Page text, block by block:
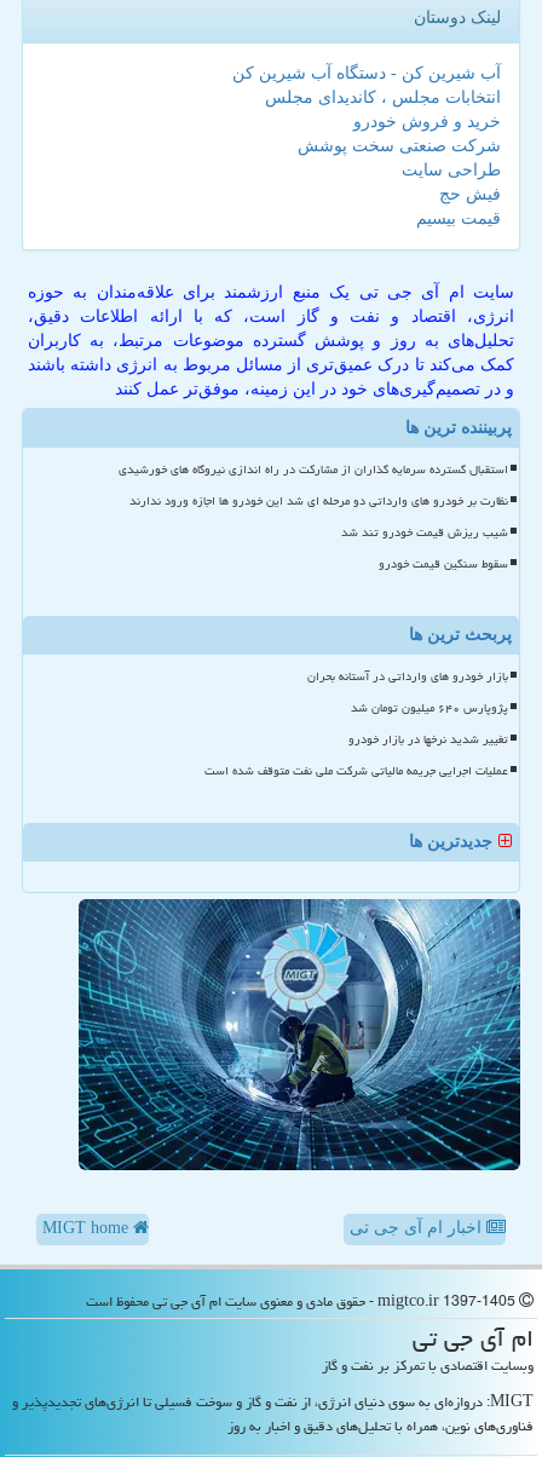
لینک دوستان
آب شیرین کن - دستگاه آب شیرین کن
انتخابات مجلس ، کاندیدای مجلس
خرید و فروش خودرو
شرکت صنعتی سخت پوشش
طراحی سایت
فیش حج
قیمت بیسیم
سایت ام آی جی تی یک منبع ارزشمند برای علاقه‌مندان به حوزه
انرژی، اقتصاد و نفت و گاز است، که با ارائه اطلاعات دقیق،
تحلیل‌های به روز و پوشش گسترده موضوعات مرتبط، به کاربران
کمک می‌کند تا درک عمیق‌تری از مسائل مربوط به انرژی داشته باشند
و در تصمیم‌گیری‌های خود در این زمینه، موفق‌تر عمل کنند
پربیننده ترین ها
استقبال گسترده سرمایه گذاران از مشارکت در راه اندازی نیروگاه های خورشیدی
نظارت بر خودرو های وارداتی دو مرحله ای شد این خودرو ها اجازه ورود ندارند
شیب ریزش قیمت خودرو تند شد
سقوط سنگین قیمت خودرو
پربحث ترین ها
بازار خودرو های وارداتی در آستانه بحران
پژوپارس ۶۴۰ میلیون تومان شد
تغییر شدید نرخها در بازار خودرو
عملیات اجرایی جریمه مالیاتی شرکت ملی نفت متوقف شده است
جدیدترین ها
اخبار ام آی جی تی
ام آی جی تی
وبسایت اقتصادی با تمرکز بر نفت و گاز
MIGT: دروازه‌ای به سوی دنیای انرژی، از نفت و گاز و سوخت فسیلی تا انرژی‌های تجدیدپذیر و
فناوری‌های نوین، همراه با تحلیل‌های دقیق و اخبار به روز